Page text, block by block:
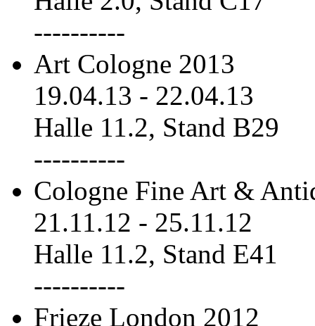
----------
Art Cologne 2013
19.04.13 - 22.04.13
Halle 11.2, Stand B29
----------
Cologne Fine Art &
21.11.12 - 25.11.12
Halle 11.2, Stand E41
----------
Frieze London 2012